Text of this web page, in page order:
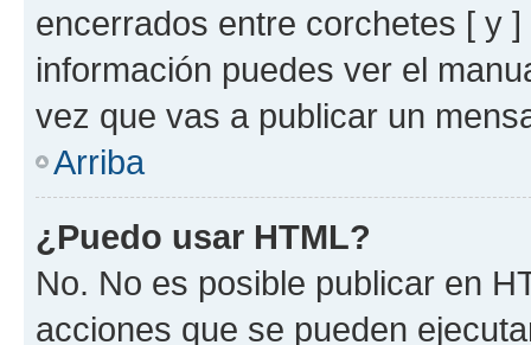
encerrados entre corchetes [ y
información puedes ver el
vez que vas a publicar un
Arriba
¿Puedo usar HTML?
No. No es posible publicar en
acciones que se pueden